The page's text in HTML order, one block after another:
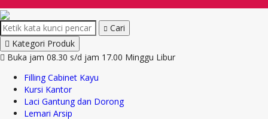
Cari
Kategori Produk
Buka jam 08.30 s/d jam 17.00 Minggu Libur
Filling Cabinet Kayu
Kursi Kantor
Laci Gantung dan Dorong
Lemari Arsip